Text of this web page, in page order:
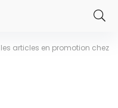
articles en promotion chez